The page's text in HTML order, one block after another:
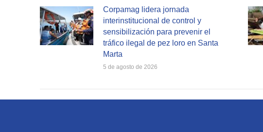
Corpamag lidera jornada
interinstitucional de control y
sensibilización para prevenir el
tráfico ilegal de pez loro en Santa
Marta
5 de agosto de 2026